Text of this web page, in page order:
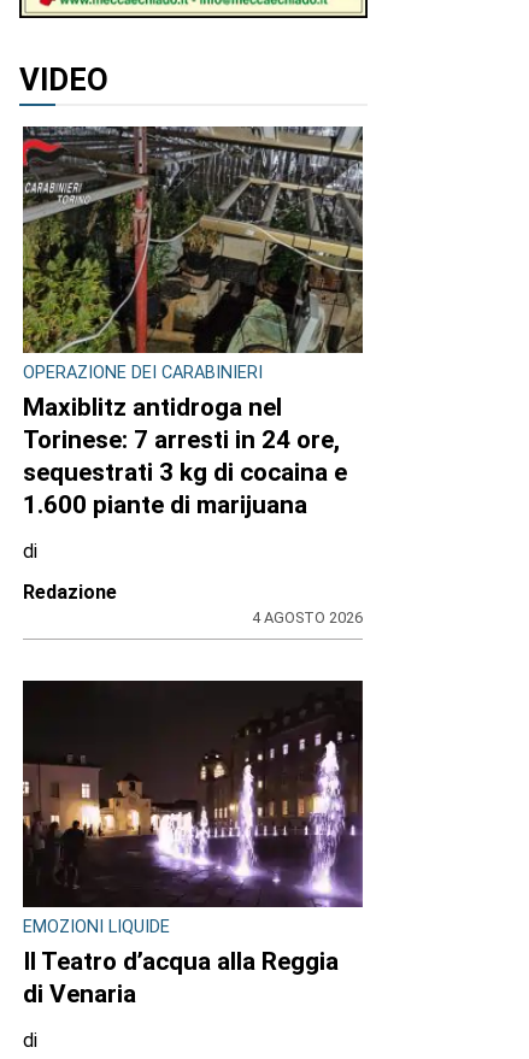
VIDEO
OPERAZIONE DEI CARABINIERI
Maxiblitz antidroga nel
Torinese: 7 arresti in 24 ore,
sequestrati 3 kg di cocaina e
1.600 piante di marijuana
di
Redazione
4 AGOSTO 2026
EMOZIONI LIQUIDE
Il Teatro d’acqua alla Reggia
di Venaria
di